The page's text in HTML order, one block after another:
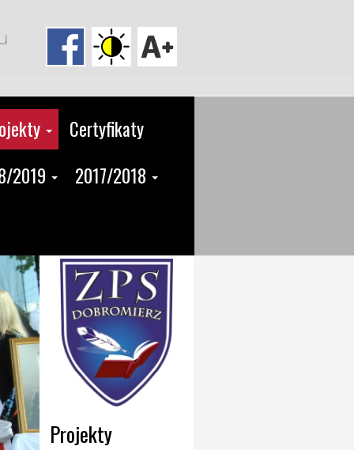
Certyfikaty
2019
2017/2018
Projekty